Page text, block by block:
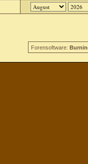
Forensoftware: